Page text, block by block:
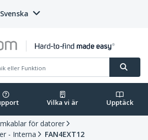
Svenska
Vilka vi är Upptäck
för datorer
- Interna
FAN4EXT12